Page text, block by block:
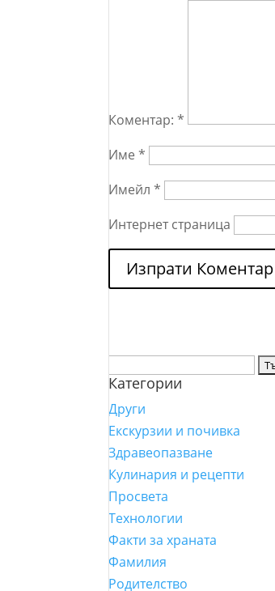
Коментар:*
Име*
Имейл*
Интернет страница
за:
Категории
Други
Екскурзии и почивка
Здравеопазване
Кулинария и рецепти
Просвета
Технологии
Факти за храната
Фамилия
Родителство